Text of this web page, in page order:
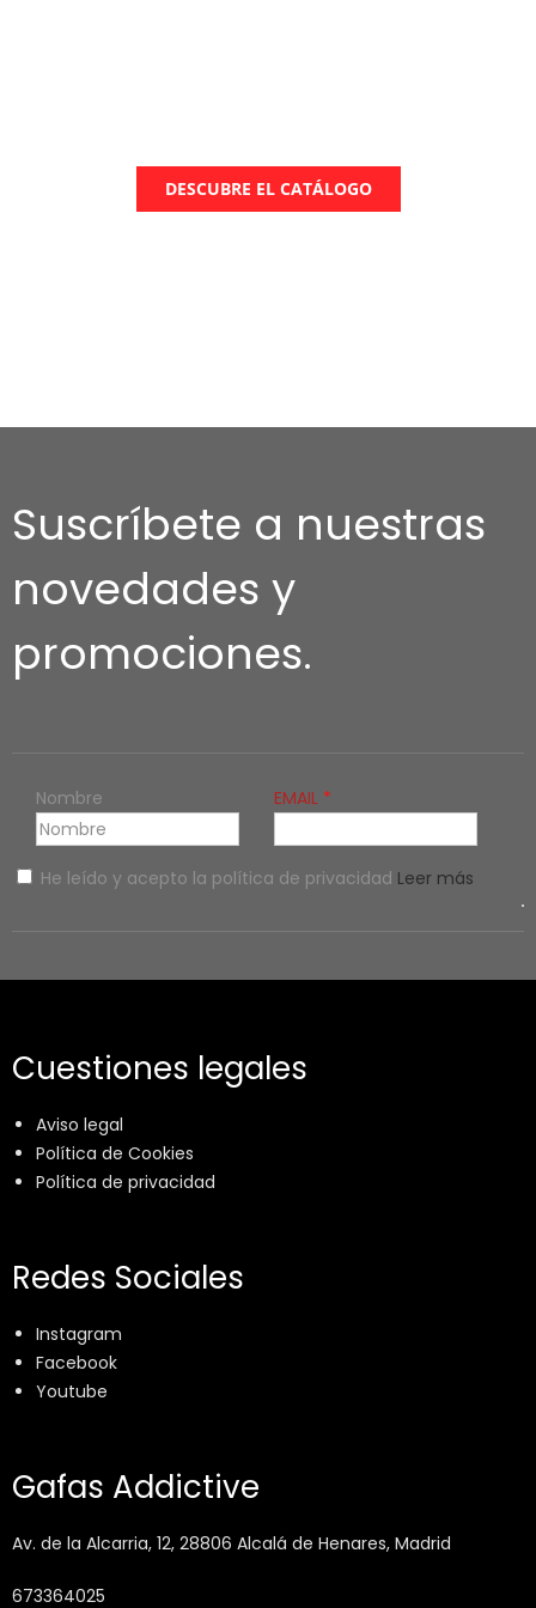
DESCUBRE EL CATÁLOGO
Suscríbete a nuestras
novedades y
promociones.
Nombre EMAIL
He leído y acepto la política de privacidad Leer más
Cuestiones legales
Aviso legal
Política de Cookies
Política de privacidad
Redes Sociales
Instagram
Facebook
Youtube
Gafas Addictive
Av. de la Alcarria, 12, 28806 Alcalá de Henares, Madrid
673364025